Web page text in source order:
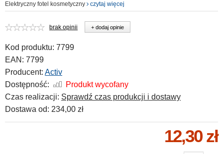
Elektryczny fotel kosmetyczny czytaj więcej
brak opinii + dodaj opinie
Kod produktu: 7799
EAN: 7799
Producent: Activ
Dostępność:
Produkt wycofany
Czas realizacji: Sprawdź czas produkcji i dostawy
Dostawa od: 234,00 zł
12,30 zł